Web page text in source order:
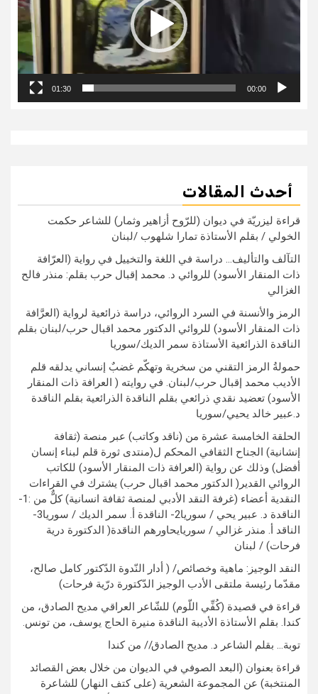
00:00
01:30
أحدث المقالات
قراءة ليزريّة في ديوان (للرّوح أزاهير وثمار) للشاعر حكمت
الخولي / بقلم الأستاذة تمارا شلهوب /لبنان
التآلف والتأليف… دراسة في اللغة والتخييل في رواية (العرّافة
ذات المنقار الأسود) للروائي د. محمد إقبال حرب بقلم: منذر فالح
الغزالي
الرمز والأنسنة في السرد الروائي، دراسة ذرائعية لرواية (العرَّافة
ذات المنقار الأسود) للروائي الدكتور محمد اقبال حرب/لبنان بقلم
الناقدة الذرائعية الأستاذة سمر الديك/سوريا
حمولةُ الرمز التقني من سخرية وتهكّم غضبٌ إنساني يدلقه قلم
الأديب محمد إقبال حرب/لبنان. في روايته ( العرافة ذات المنقار
الأسود) تعضيد نقدي ذرائعي بقلم الناقدة الذرائعية بقلم الناقدة
د.عبير خالد يحيي/سوريا
الحلقة الخامسة عشرة من (ناقد وكاتب) عبر منصة (ثقافة
إنشانية) الجناح الثقافي المحكم ل(منتدى ثورة قلم لبناء إنسان
أفضل) وذلك عن رواية (العرافة ذات المنقار الأسود) للكاتب
الروائي القدير( الدكتور محمد اقبال حرب) يشترك في القراءات
النقدية أعضاء (غرفة النقد الأدبي لمنصة ثقافة انسانية) كلٌّ من :1-
الناقدة د. عبير يحي / سوريا2- الناقدة أ. سمر الديك / سوريا3-
الناقد أ. منذر غزالي / سوريايحاورهم الناقدة( الدكتورة درية
فرحات) / لبنان
النقد الوجيز: ماهية وخصائص/ ( أدار النّدوة الدّكتور كامل صالح،
مقدّما رئيسة ملتقى الأدب الوجيز الدّكتورة درّية فرحات)
قراءة في قصيدة (كُفِّي اللّوم) للشّاعر العراقي مديح الصادق، من
كندا. بقلم الأستاذة الأديبة الناقدة منيرة الحاج يوسف، من تونس.
توبة… بقلم الشاعر د. مديح الصادق// من كندا
قراءة بعنوان (البعد الصوفي في الديوان من خلال بعض القصائد
المنتخبة) عن المجموعة الشعرية (على كتف النهار) للشاعرة